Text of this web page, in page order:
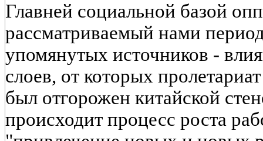
Главней социальной базой
рассматриваемый нами
упомянутых источников -
слоев, от которых
был отгорожен китайской
происходит процесс роста